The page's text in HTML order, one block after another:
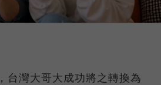
台灣大哥大成功將之轉換為